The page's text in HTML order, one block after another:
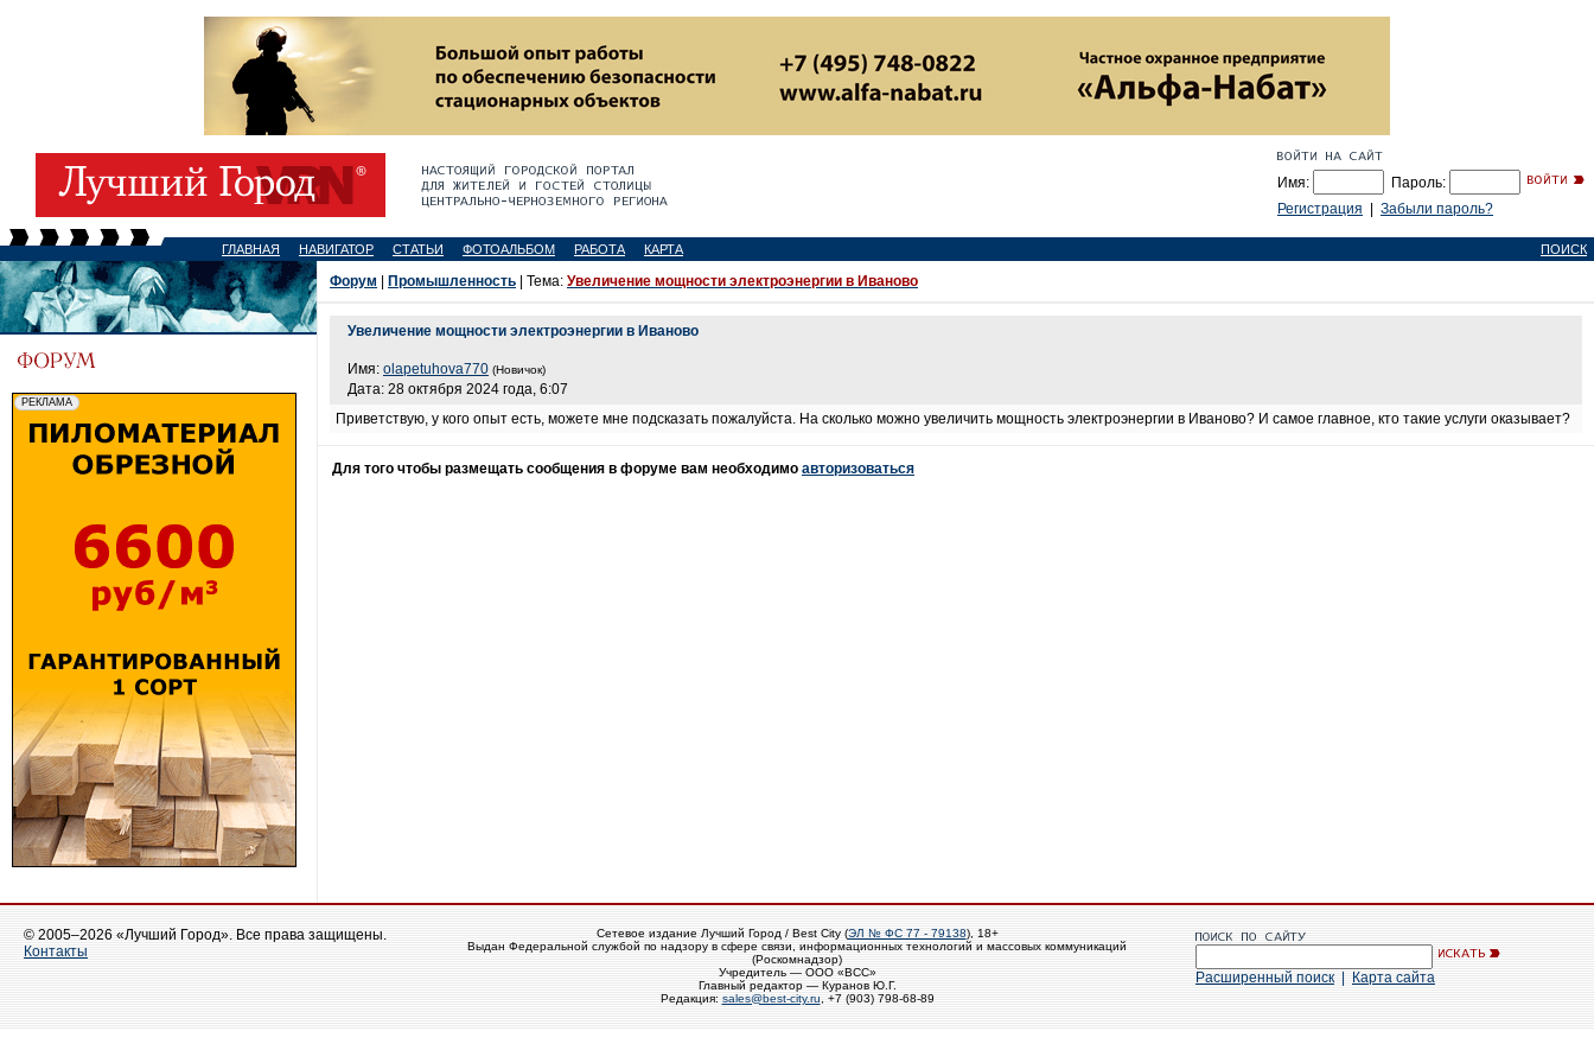
Имя:
Пароль:
Регистрация
Забыли пароль?
ГЛАВНАЯ НАВИГАТОР СТАТЬИ ФОТОАЛЬБОМ РАБОТА КАРТА ПОИСК
Форум Промышленность | Тема: Увеличение мощности электроэнергии в Иваново
Увеличение мощности электроэнергии в Иваново
Имя: olapetuhova770 (Новичок)
Дата: 28 октября 2024 года, 6:07
Приветствую, у кого опыт есть, можете мне подсказать пожалуйста. На сколько можно увеличить мощность электроэнергии в Иваново? И самое главное, кто такие услуги оказывает?
Для того чтобы размещать сообщения в форуме вам необходимо авторизоваться
© 2005–2026 «Лучший Город». Все права защищены.
Контакты
Сетевое издание Лучший Город / Best City (ЭЛ № ФС 77 - 79138), 18+
Выдан Федеральной службой по надзору в сфере связи, информационных технологий и массовых коммуникаций
(Роскомнадзор)
Учредитель — ООО «ВСС»
Главный редактор — Куранов Ю.Г.
Редакция: sales@best-city.ru , +7 (903) 798-68-89
Расширенный поиск Карта сайта